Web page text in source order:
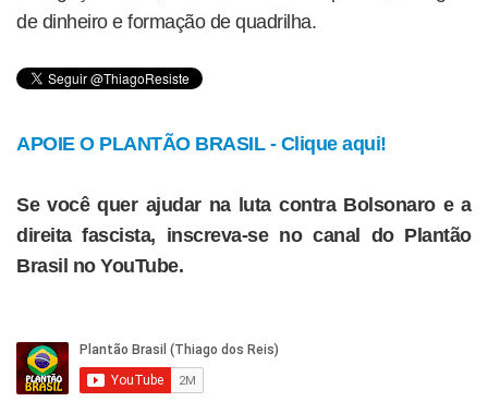
de dinheiro e formação de quadrilha.
APOIE O PLANTÃO BRASIL - Clique aqui!
Se você quer ajudar na luta contra Bolsonaro e a
direita fascista, inscreva-se no canal do Plantão
Brasil no YouTube.